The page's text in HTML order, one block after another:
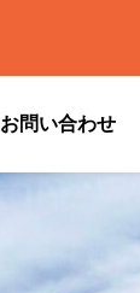
お問い合わせ